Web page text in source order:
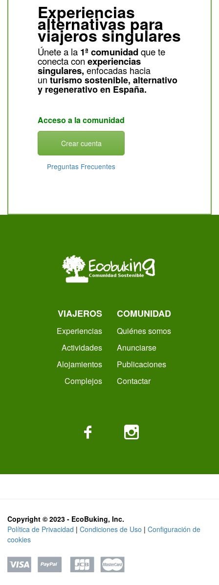
Experiencias
alternativas para
viajeros singulares
Únete a la 1ª comunidadque te
conecta con experiencias
singulares, enfocadas hacia
un turismo sostenible, alternativo
y regenerativo en España.
Acceso a la comunidad
Crear cuenta
Preguntas Frecuentes
VIAJEROS
Experiencias
Actividades
Alojamientos
Complejos
COMUNIDAD
Quiénes somos
Anunciarse
Publicaciones
Contactar
Copyright © 2023 - EcoBuking, Inc.
Política de Privacidad | Condiciones de Uso | Configuración de
cookies